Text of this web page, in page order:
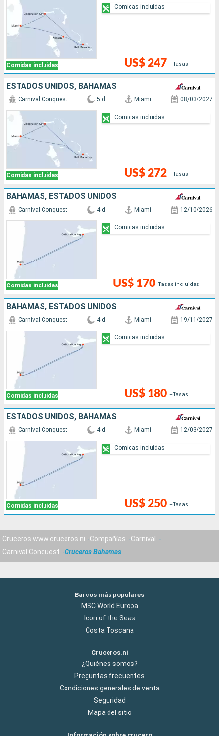
Comidas incluidas US$ 247 +Tasas
Comidas incluidas
ESTADOS UNIDOS, BAHAMAS
Comidas incluidas
Carnival Conquest 5 d Miami 08/03/2027
US$ 272 +Tasas
Comidas incluidas
BAHAMAS, ESTADOS UNIDOS
Comidas incluidas
Carnival Conquest 4 d Miami 12/10/2026
US$ 170 Tasas incluidas
Comidas incluidas
BAHAMAS, ESTADOS UNIDOS
Comidas incluidas
Carnival Conquest 4 d Miami 19/11/2027
US$ 180 +Tasas
Comidas incluidas
ESTADOS UNIDOS, BAHAMAS
Comidas incluidas
Carnival Conquest 4 d Miami 12/03/2027
US$ 250 +Tasas
Comidas incluidas
Cruceros www.cruceros.ni Compañías
Carnival
Carnival Conquest
Cruceros Bahamas
Barcos más populares
MSC World Europa
Icon of the Seas
Costa Toscana
Cruceros.ni
¿Quiénes somos?
Preguntas frecuentes
Condiciones generales de venta
Seguridad
Mapa del sitio